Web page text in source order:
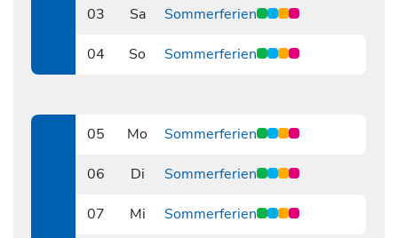
03
Sa Sommerferien
04
So Sommerferien
05
Mo Sommerferien
06
Di Sommerferien
07
Mi Sommerferien